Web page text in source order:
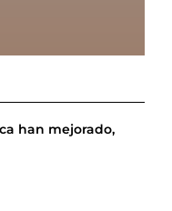
han mejorado,